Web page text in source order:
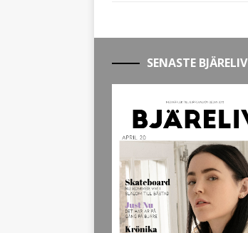
SENASTE BJÄRELIV